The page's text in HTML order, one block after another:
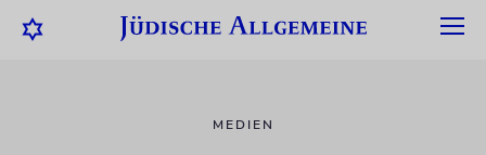
MEDIEN